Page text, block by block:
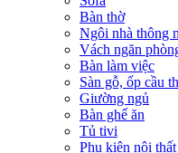
Bàn thờ
Ngôi nhà thông
Vách ngăn
Bàn làm việc
Sàn gỗ, ốp cầu
Giường ngủ
Bàn ghế ăn
Tủ tivi
Phụ kiện nội thất